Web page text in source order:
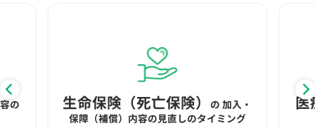
◯ ◯
◯
◯ ◯ ◯
生命保険（死亡保険） の 加入・
保障（補償）内容の見直しのタイミング
医
の